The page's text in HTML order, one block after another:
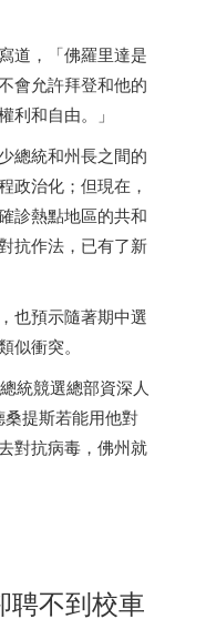
道，「佛羅里達是
會允許拜登和他的
利和自由。」
總統和州長之間的
政治化；但現在，
診熱點地區的共和
抗作法，已有了新
也預示隨著期中選
似衝突。
統競選總部資深人
提斯若能用他對
對抗病毒，佛州就
聘不到校車